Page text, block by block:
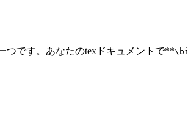
つです。あなたのtexドキュメントで**